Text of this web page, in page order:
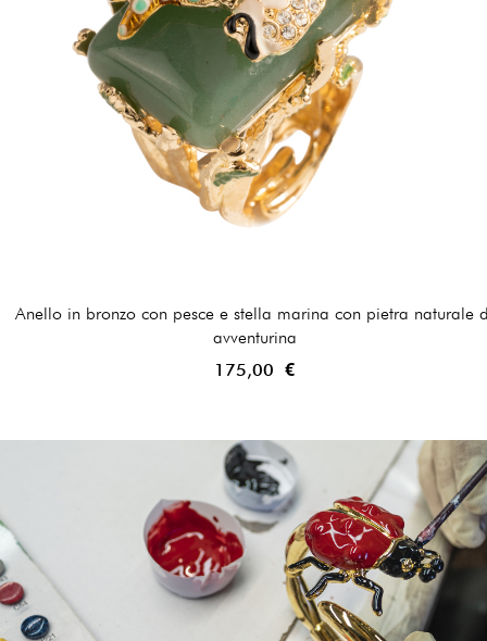
Anello in bronzo con pesce e stella marina con pietra naturale
avventurina
175,00 €